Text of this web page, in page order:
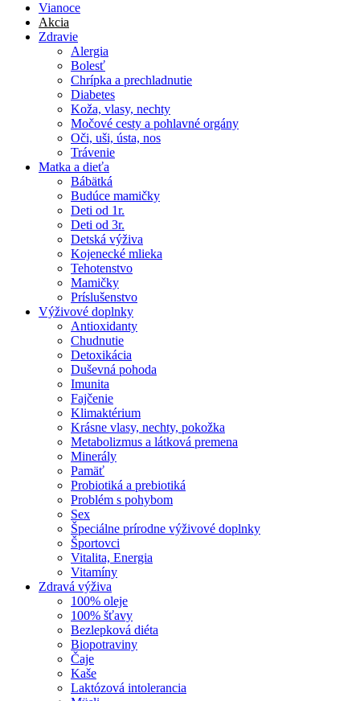
Vianoce
Akcia
Zdravie
Alergia
Bolesť
Chrípka a prechladnutie
Diabetes
Koža, vlasy, nechty
Močové cesty a pohlavné orgány
Oči, uši, ústa, nos
Trávenie
Matka a dieťa
Bábätká
Budúce mamičky
Deti od 1r.
Deti od 3r.
Detská výživa
Kojenecké mlieka
Tehotenstvo
Mamičky
Príslušenstvo
Výživové doplnky
Antioxidanty
Chudnutie
Detoxikácia
Duševná pohoda
Imunita
Fajčenie
Klimaktérium
Krásne vlasy, nechty, pokožka
Metabolizmus a látková premena
Minerály
Pamäť
Probiotiká a prebiotiká
Problém s pohybom
Sex
Špeciálne prírodne výživové doplnky
Športovci
Vitalita, Energia
Vitamíny
Zdravá výživa
100% oleje
100% šťavy
Bezlepková diéta
Biopotraviny
Čaje
Kaše
Laktózová intolerancia